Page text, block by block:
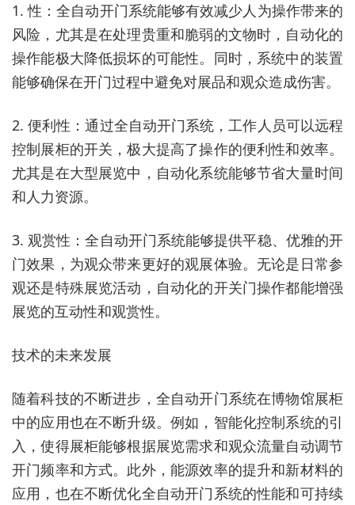
1. 性：全自动开门系统能够有效减少人为操作带来的
风险，尤其是在处理贵重和脆弱的文物时，自动化的
操作能极大降低损坏的可能性。同时，系统中的装置
能够确保在开门过程中避免对展品和观众造成伤害。
2. 便利性：通过全自动开门系统，工作人员可以远程
控制展柜的开关，极大提高了操作的便利性和效率。
尤其是在大型展览中，自动化系统能够节省大量时间
和人力资源。
3. 观赏性：全自动开门系统能够提供平稳、优雅的开
门效果，为观众带来更好的观展体验。无论是日常参
观还是特殊展览活动，自动化的开关门操作都能增强
展览的互动性和观赏性。
技术的未来发展
随着科技的不断进步，全自动开门系统在博物馆展柜
中的应用也在不断升级。例如，智能化控制系统的引
入，使得展柜能够根据展览需求和观众流量自动调节
开门频率和方式。此外，能源效率的提升和新材料的
应用，也在不断优化全自动开门系统的性能和可持续